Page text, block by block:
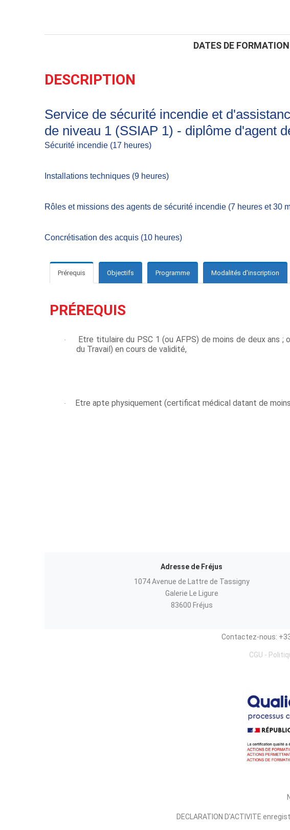
DATES DE FORMATION
DESCRIPTION
Service de sécurité incendie et
de niveau 1 (SSIAP 1) - diplôme d'agent
Sécurité incendie (17 heures)
Installations techniques (9 heures)
Rôles et missions des agents de sécurité incendie (7 heures et 30
Concrétisation des acquis (10 heures)
Prérequis Objectifs Programme Modalités d'inscription
PRÉREQUIS
·
Etre titulaire du PSC 1 (ou AFPS) de moins de deux ans ;
du Travail) en cours de validité,
· Etre apte physiquement (certificat médical datant de
Adresse de Fréjus
1074 Avenue de Lattre de Tassigny
Galerie Le Ligure
83600 Fréjus
Contactez-nous:
CGU -
DECLARATION D'ACTIVITE